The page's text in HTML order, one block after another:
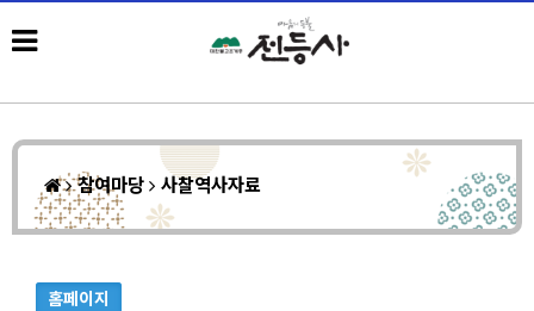
참여마당 사찰역사자료
홈페이지